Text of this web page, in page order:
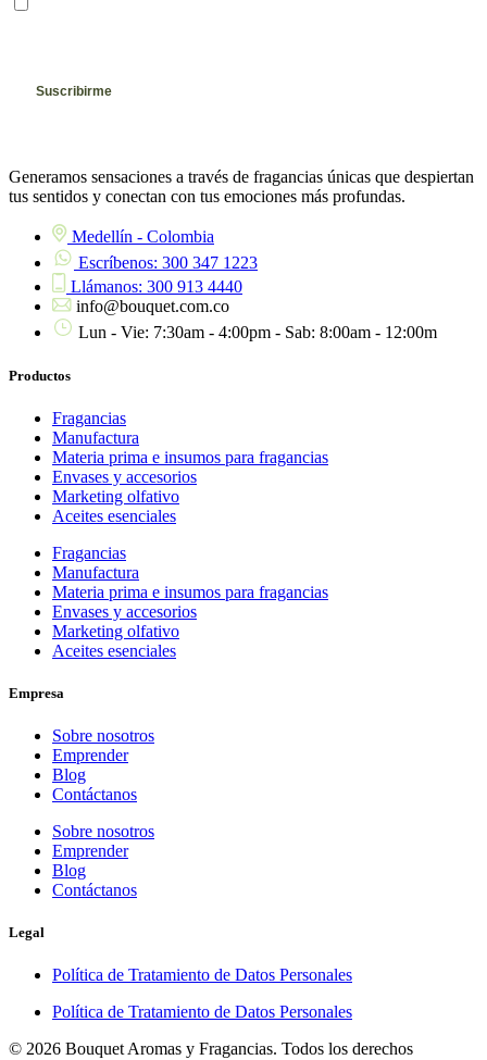
Generamos sensaciones a través de fragancias únicas que despiertan
tus sentidos y conectan con tus emociones más profundas.
Medellín - Colombia
Escríbenos: 300 347 1223
Llámanos: 300 913 4440
info@bouquet.com.co
Lun - Vie: 7:30am - 4:00pm - Sab: 8:00am - 12:00m
Productos
Fragancias
Manufactura
Materia prima e insumos para fragancias
Envases y accesorios
Marketing olfativo
Aceites esenciales
Fragancias
Manufactura
Materia prima e insumos para fragancias
Envases y accesorios
Marketing olfativo
Aceites esenciales
Empresa
Sobre nosotros
Emprender
Blog
Contáctanos
Sobre nosotros
Emprender
Blog
Contáctanos
Legal
Política de Tratamiento de Datos Personales
Política de Tratamiento de Datos Personales
© 2026 Bouquet Aromas y Fragancias. Todos los derechos